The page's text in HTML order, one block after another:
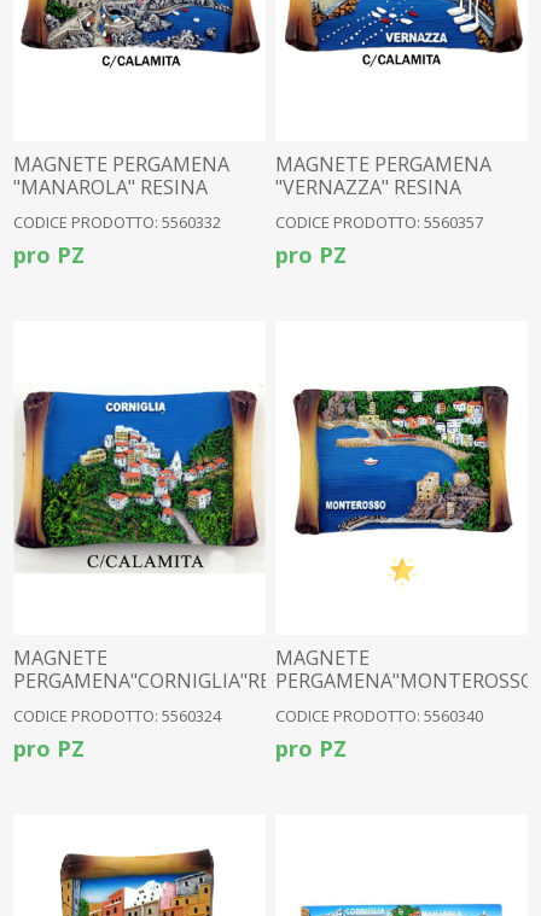
MAGNETE PERGAMENA
"MANAROLA" RESINA
CODICE PRODOTTO: 5560332
pro PZ
MAGNETE PERGAMENA
"VERNAZZA" RESINA
CODICE PRODOTTO: 5560357
pro PZ
MAGNETE
PERGAMENA"CORNIGLIA"RESINA
CODICE PRODOTTO: 5560324
pro PZ
MAGNETE
CODICE PRODOTTO: 5560340
pro PZ